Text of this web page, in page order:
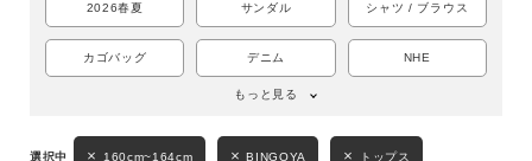
キーワード
2026春夏 サンダル シャツ / ブラウス
カゴバッグ デニム NHE
もっと見る
160cm~164cm BINGOYA トップス